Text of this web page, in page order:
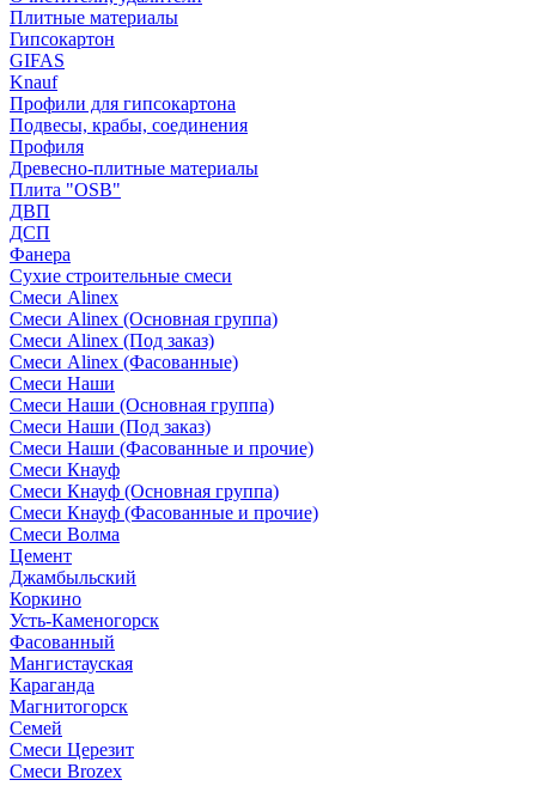
Плитные материалы
Гипсокартон
GIFAS
Knauf
Профили для гипсокартона
Подвесы, крабы, соединения
Профиля
Древесно-плитные материалы
Плита "OSB"
ДВП
ДСП
Фанера
Сухие строительные смеси
Смеси Alinex
Смеси Alinex (Основная группа)
Смеси Alinex (Под заказ)
Смеси Alinex (Фасованные)
Смеси Наши
Смеси Наши (Основная группа)
Смеси Наши (Под заказ)
Смеси Наши (Фасованные и прочие)
Смеси Кнауф
Смеси Кнауф (Основная группа)
Смеси Кнауф (Фасованные и прочие)
Смеси Волма
Цемент
Джамбыльский
Коркино
Усть-Каменогорск
Фасованный
Мангистауская
Караганда
Магнитогорск
Семей
Смеси Церезит
Смеси Brozex